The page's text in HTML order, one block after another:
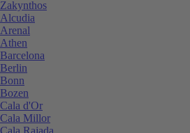
Zakynthos
Alcudia
Arenal
Athen
Barcelona
Berlin
Bonn
Bozen
Cala d'Or
Cala Millor
Cala Rajada